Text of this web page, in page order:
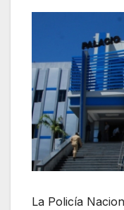
La Policía